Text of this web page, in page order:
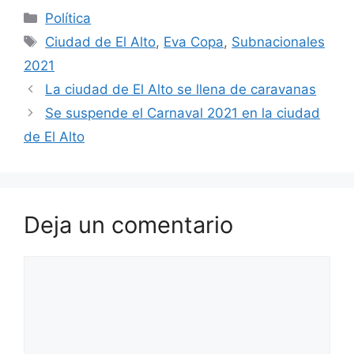
k
p
p
e
r
g
r
a
m
t
e
r
e
s
t
a
i
l
o
m
p
a
t
Categorías
Política
Etiquetas
Ciudad de El Alto, Eva Copa, Subnacionales
2021
La ciudad de El Alto se llena de caravanas
Se suspende el Carnaval 2021 en la ciudad
de El Alto
Deja un comentario